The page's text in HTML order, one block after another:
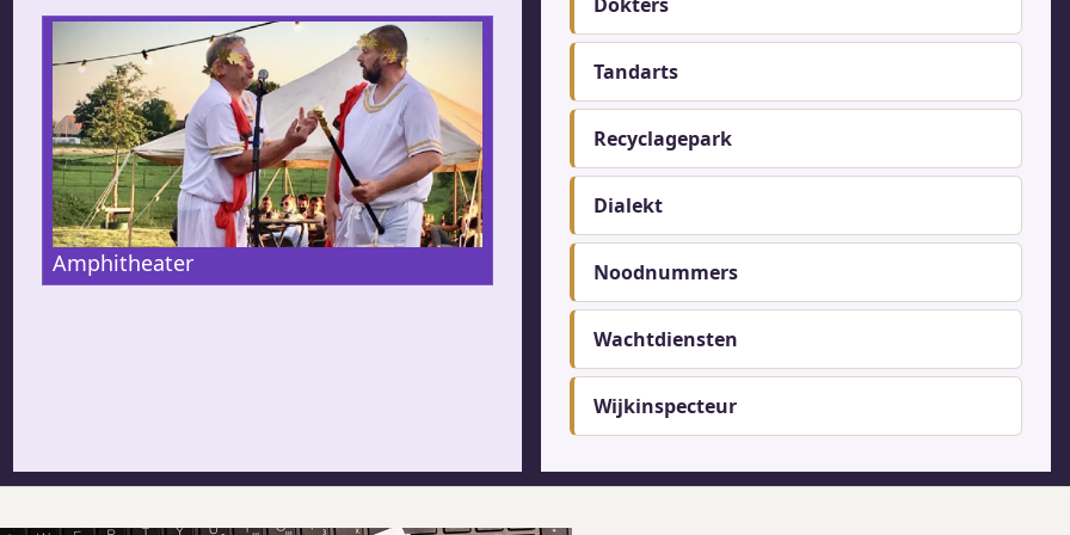
Amphitheater
Tandarts
Recyclagepark
Dialekt
Noodnummers
Wachtdiensten
Wijkinspecteur